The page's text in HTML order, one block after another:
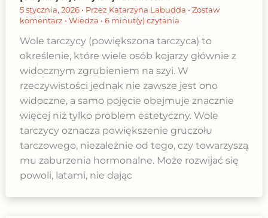
5 stycznia, 2026 • Przez Katarzyna Labudda • Zostaw
komentarz • Wiedza • 6 minut(y) czytania
Wole tarczycy (powiększona tarczyca) to
określenie, które wiele osób kojarzy głównie z
widocznym zgrubieniem na szyi. W
rzeczywistości jednak nie zawsze jest ono
widoczne, a samo pojęcie obejmuje znacznie
więcej niż tylko problem estetyczny. Wole
tarczycy oznacza powiększenie gruczołu
tarczowego, niezależnie od tego, czy towarzyszą
mu zaburzenia hormonalne. Może rozwijać się
powoli, latami, nie dając